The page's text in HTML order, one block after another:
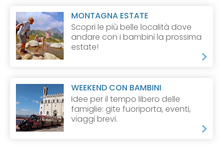
MONTAGNA ESTATE
Scopri le più belle località dove
andare con i bambini la prossima
estate!
WEEKEND CON BAMBINI
Idee per il tempo libero delle
famiglie: gite fuoriporta, eventi,
viaggi brevi.